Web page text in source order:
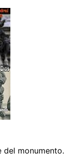
monumento.